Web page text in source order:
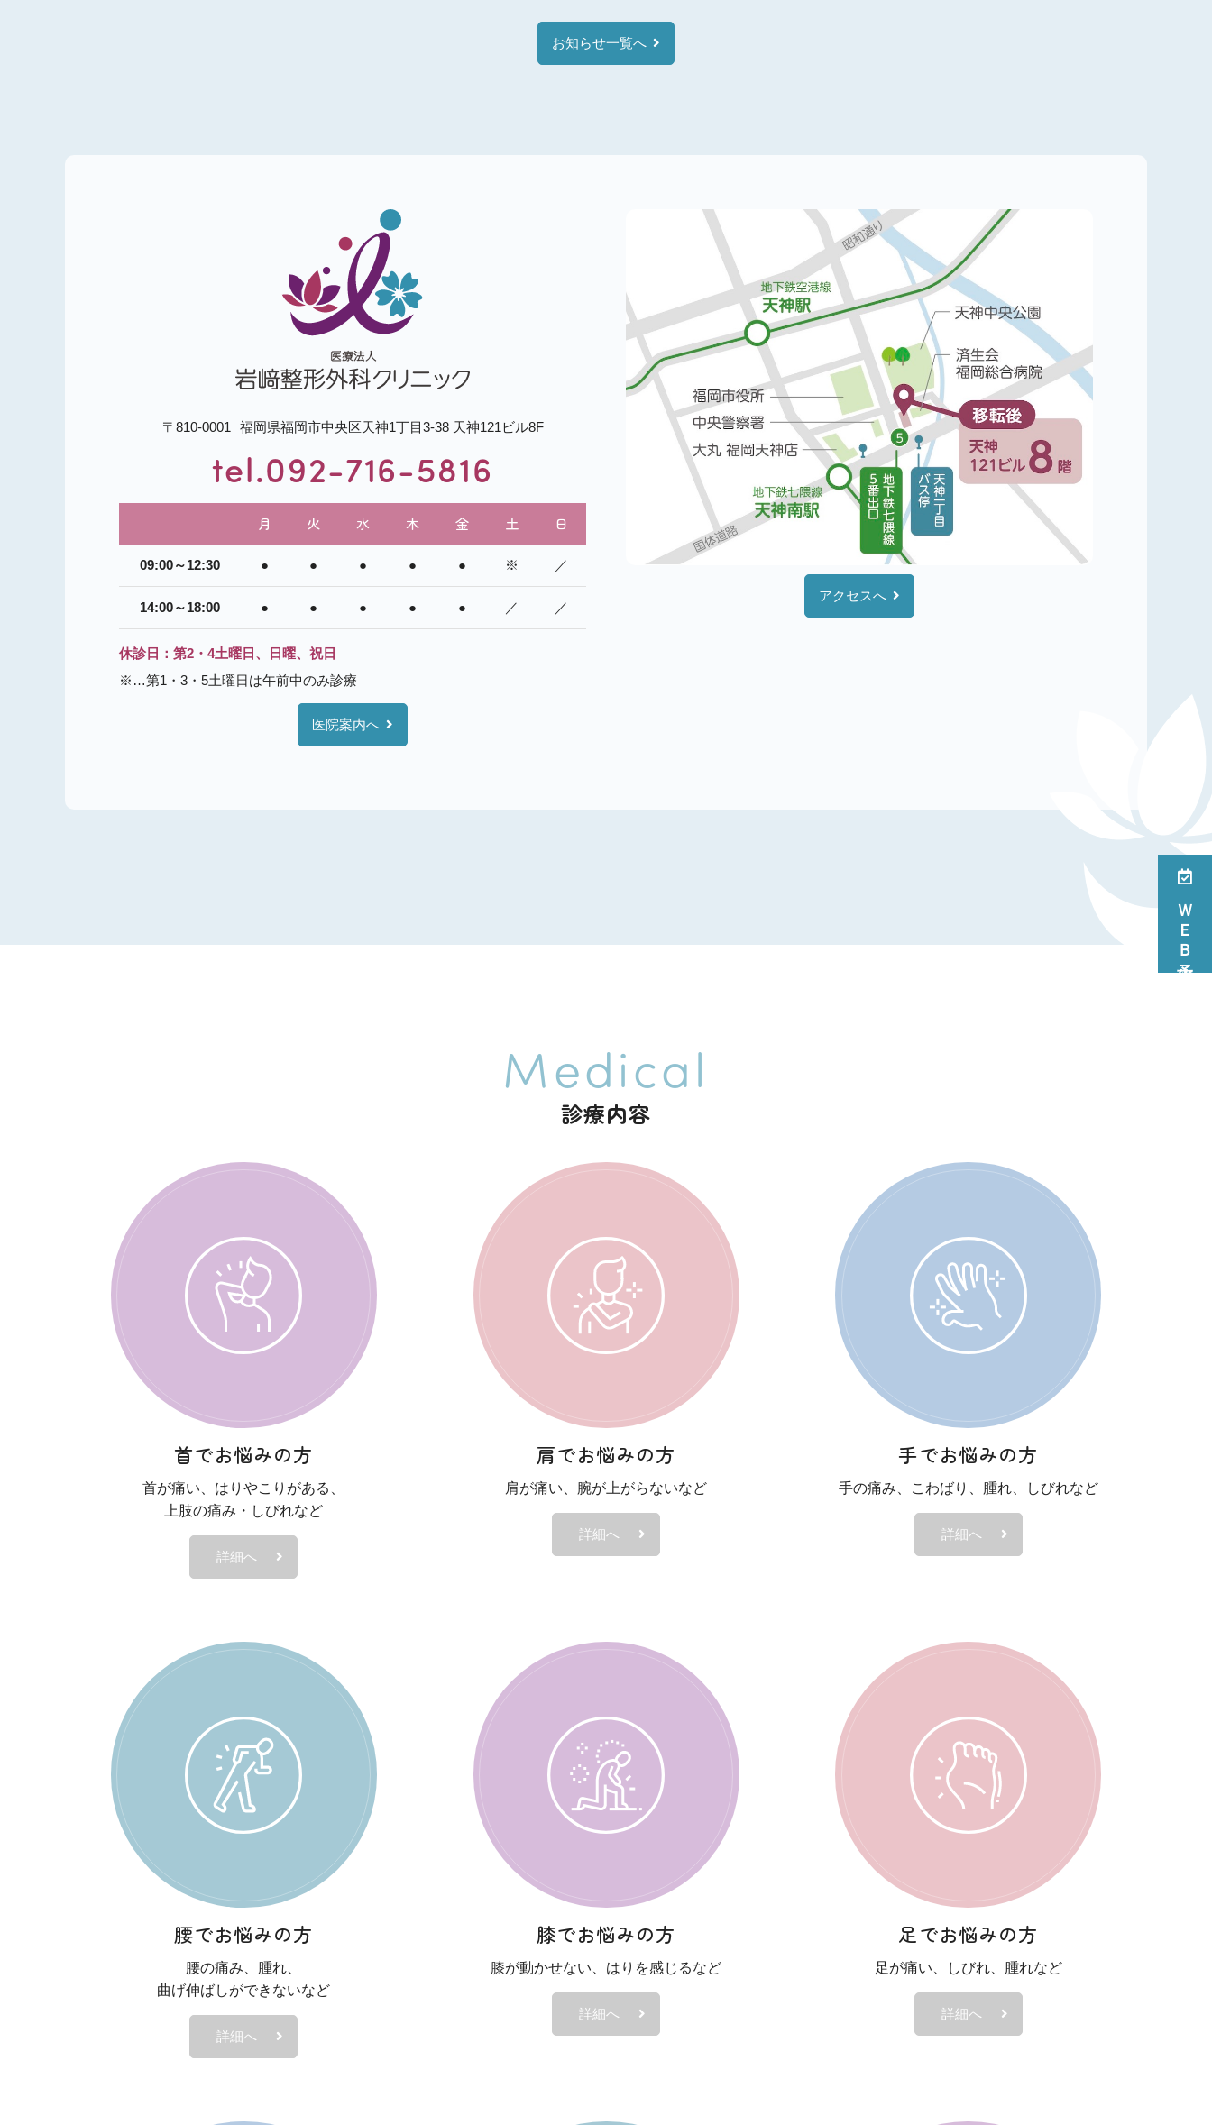
ＷＥＢ予約
年末年始は下記の日程を休診とさせて頂きますので、ご了承のほどよろしくお願い致します。
・2025年12月27日（土）〜2026年1月4日（日）
なお、年始は1月5日（月）より通常通り診察いたします。
お知らせ
お盆休みのお知らせ
お盆期間中は下記の日程を休診とさせて頂きますので、ご了承のほどよろしくお願い致します。
・8月11日（月・祝）休診
・8月12日（火）通常通り
・8月13日（水）休診
・8月16日（土）休診
2024.12.20 お知らせ
年末年始のお休みについて
台風接近のため、
31日（土）は通常通り午前中の診療となります。
何卒ご理解のほど、よろしくお願い申し上げます。
WEB予約開始のお知らせ
WEB予約の受付を開始いたしました。
WEB予約はこちら
再診の予約はWEB予約では受け付けておりませんので、ご了承ください。
2023.12.01
年末年始のお休みについて
年末年始は下記の日程を休診とさせて頂きますので、ご了承のほどよろしくお願い致します。
・12月29日（金）〜2024年1月3日（水）
年始は1月4日（木）より通常通り診察いたします。
2023.08.01 お知らせ
お盆休みのお知らせ
・8月12日（土）休診
・8月13日（日）休診
・8月14日（月）休診
・8月15日（火）休診
・8月16日（水）通常通り
2023.04.13
ゴールデンウィークのお休みについて
ゴールデンウィーク期間中は下記の日程を休診とさせて頂きますので、ご了承のほどよろしくお願い致します。
・4月30日（日）休診
・5月3日（水・祝）休診
・5月4日（木・祝）休診
・5月6日（土）午前中（9:00〜12:30）のみ診療
お知らせ一覧へ
〒810-0001 福岡県福岡市中央区天神1丁目3-38 天神121ビル8F
tel.092-716-5816
月 火 水 木 金 土 日
09:00～12:30 ● ● ● ● ● ※ ／
14:00～18:00 ● ● ● ● ● ／ ／
休診日：第2・4土曜日、日曜、祝日
※…第1・3・5土曜日は午前中のみ診療
医院案内へ
アクセスへ
診療内容
首でお悩みの方
首が痛い、はりやこりがある、
上肢の痛み・しびれなど
詳細へ
肩でお悩みの方
肩が痛い、腕が上がらないなど
詳細へ
手でお悩みの方
手の痛み、こわばり、腫れ、しびれなど
詳細へ
腰でお悩みの方
腰の痛み、腫れ、
曲げ伸ばしができないなど
詳細へ
膝でお悩みの方
膝が動かせない、はりを感じるなど
詳細へ
足でお悩みの方
足が痛い、しびれ、腫れなど
詳細へ